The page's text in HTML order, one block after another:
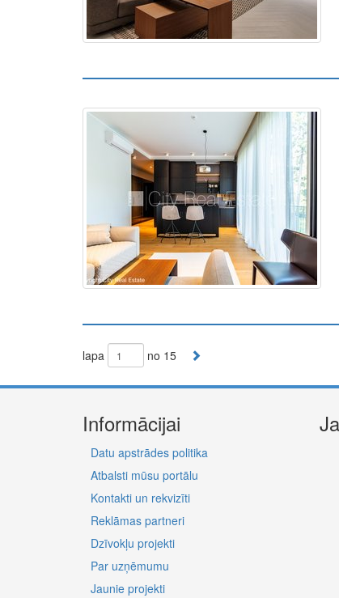
lapa no 15
Informācijai
Datu apstrādes politika
Atbalsti mūsu portālu
Kontakti un rekvizīti
Reklāmas partneri
Dzīvokļu projekti
Par uzņēmumu
Jaunie projekti